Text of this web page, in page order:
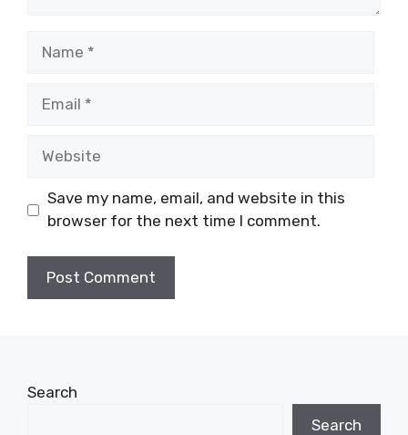
Save my name, email, and website in this
browser for the next time I comment.
Search
Search